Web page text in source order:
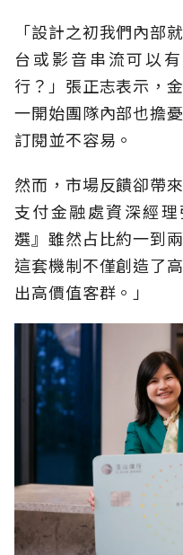
「設計之初我們內部
台或影音串流可以
行？」張正志表示，
一開始團隊內部也擔
訂閱並不容易。
然而，市場反饋卻帶
支付金融處資深經
選』雖然占比約一到
這套機制不僅創造了
出高價值客群。」